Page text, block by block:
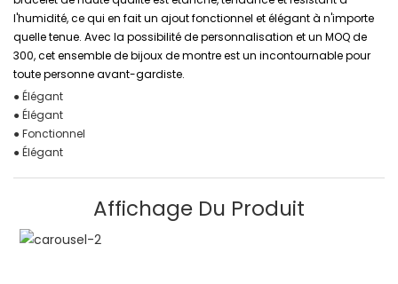
l'humidité, ce qui en fait un ajout fonctionnel et élégant à n'importe
quelle tenue. Avec la possibilité de personnalisation et un MOQ de
300, cet ensemble de bijoux de montre est un incontournable pour
toute personne avant-gardiste.
● Élégant
● Élégant
● Fonctionnel
● Élégant
Affichage Du Produit